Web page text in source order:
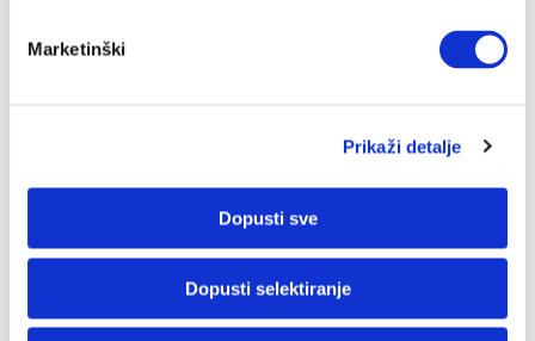
Marketinški
Prikaži detalje
Dopusti sve
Dopusti selektiranje
U drugom dijelu pretrage se putem stimulacije strujom
registrira i analizira odgovor perifernog živčanog